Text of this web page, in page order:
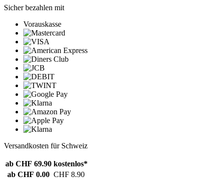
Sicher bezahlen mit
Vorauskasse
Versandkosten für Schweiz
ab CHF 69.90 kostenlos*
ab CHF 0.00 CHF 8.90